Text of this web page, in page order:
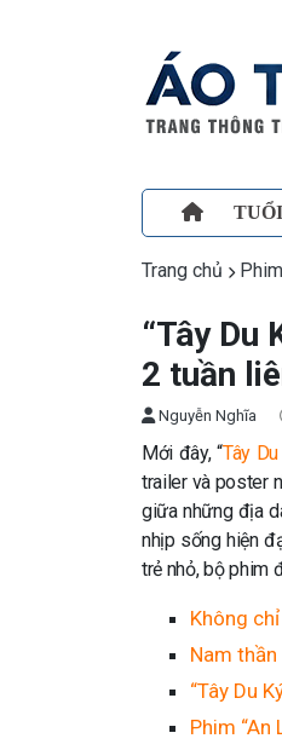
Trang chủ
“Tây Du
2 tuần
Nguyễn Nghĩa
Mới đây, “Tây
trailer và poster
giữa những địa
nhịp sống hiện
trẻ nhỏ, bộ phim
Không
Nam
“Tây Du
Phim